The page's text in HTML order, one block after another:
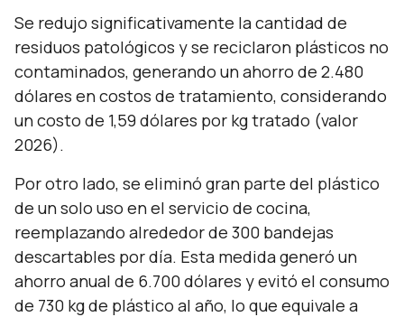
Se redujo significativamente la cantidad de
residuos patológicos y se reciclaron plásticos no
contaminados, generando un ahorro de 2.480
dólares en costos de tratamiento, considerando
un costo de 1,59 dólares por kg tratado (valor
2026).
Por otro lado, se eliminó gran parte del plástico
de un solo uso en el servicio de cocina,
reemplazando alrededor de 300 bandejas
descartables por día. Esta medida generó un
ahorro anual de 6.700 dólares y evitó el consumo
de 730 kg de plástico al año, lo que equivale a